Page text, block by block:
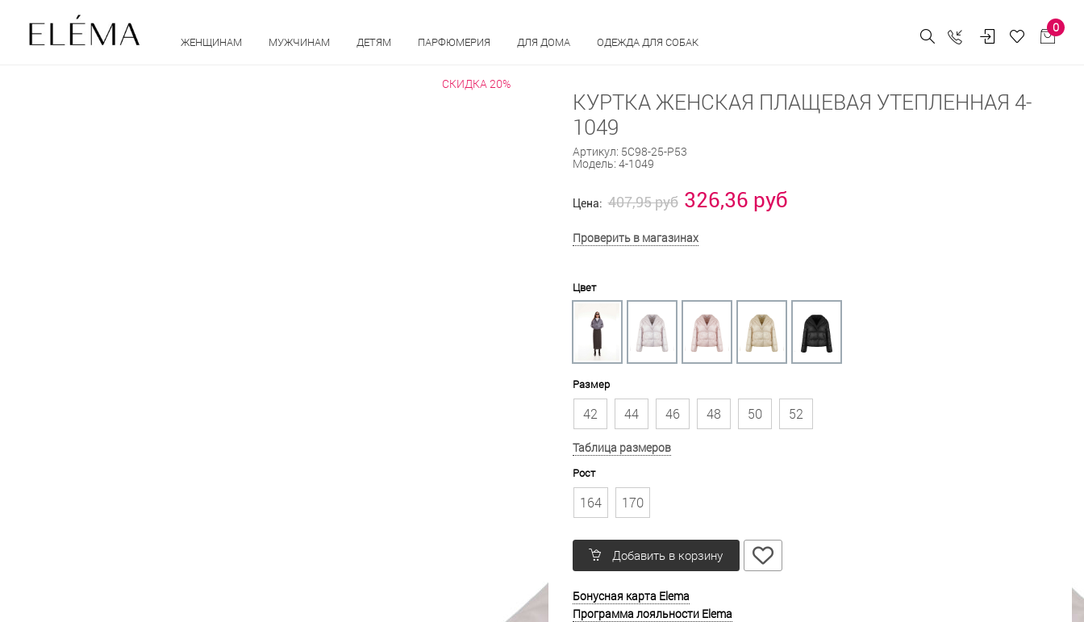
ЖЕНЩИНАМ МУЖЧИНАМ ДЕТЯМ ПАРФЮМЕРИЯ ДЛЯ ДОМА ОДЕЖДА ДЛЯ СОБАК
0
СКИДКА 20%
КУРТКА ЖЕНСКАЯ ПЛАЩЕВАЯ УТЕПЛЕННАЯ 4-
1049
Артикул: 5С98-25-Р53
Модель: 4-1049
Цена: 407,95 руб 326,36 руб
Проверить в магазинах
Цвет
Размер
42 44 46 48 50 52
Таблица размеров
Рост
164 170
Добавить в корзину
Бонусная карта Elema
Программа лояльности Elema